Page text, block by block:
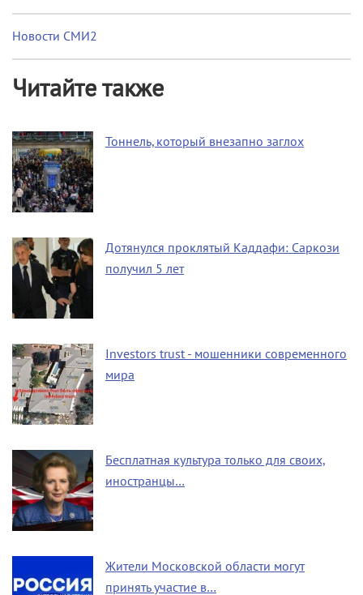
Новости СМИ2
Читайте также
Тоннель, который внезапно заглох
Дотянулся проклятый Каддафи: Саркози
получил 5 лет
Investors trust - мошенники современного
мира
Бесплатная культура только для своих,
иностранцы…
Жители Московской области могут
принять участие в…